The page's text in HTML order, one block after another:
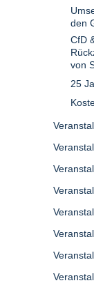
den
CfD
von
25